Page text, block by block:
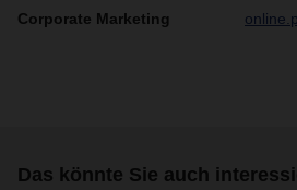
Corporate Marketing
Das könnte Sie auch